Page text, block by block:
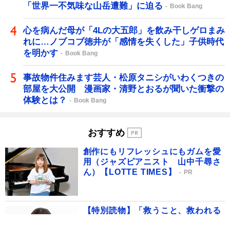
「世界一不気味な山岳遭難」に迫る
Book Bang
心を病んだ母が「4Lの大五郎」を飲み干しゲロまみ
れに…ノブコブ徳井が「感情を失くした」子供時代
を明かす
Book Bang
事故物件住みます芸人・松原タニシがいわくつきの
部屋を大公開 漫画家・清野とおるが聞いた衝撃の
体験とは？
Book Bang
おすすめ
創作にもリフレッシュにもガムを愛
用（ジャズピアニスト 山中千尋さ
ん）【LOTTE TIMES】
PR
【特別読物】「救うこと、救われる